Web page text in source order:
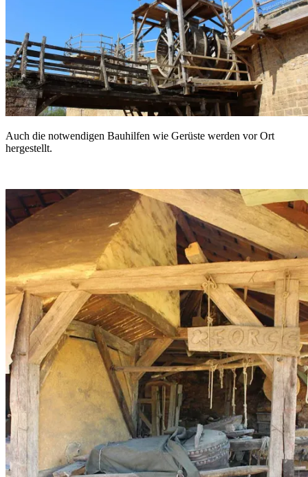
Auch die notwendigen Bauhilfen wie Gerüste werden vor Ort
hergestellt.